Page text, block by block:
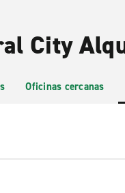
City
Oficinas cercanas